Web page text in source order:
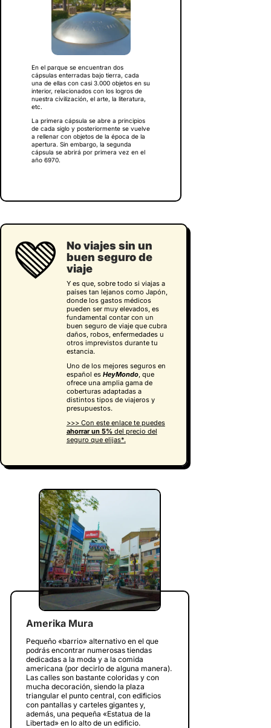
En el parque se encuentran dos
cápsulas enterradas bajo tierra, cada
una de ellas con casi 3.000 objetos en su
interior, relacionados con los logros de
nuestra civilización, el arte, la literatura,
etc.
La primera cápsula se abre a principios
de cada siglo y posteriormente se vuelve
a rellenar con objetos de la época de la
apertura. Sin embargo, la segunda
cápsula se abrirá por primera vez en el
año 6970.
No viajes sin un
buen seguro de
viaje
Y es que, sobre todo si viajas a
países tan lejanos como Japón,
donde los gastos médicos
pueden ser muy elevados, es
fundamental contar con un
buen seguro de viaje que cubra
daños, robos, enfermedades u
otros imprevistos durante tu
estancia.
Uno de los mejores seguros en
español es HeyMondo, que
ofrece una amplia gama de
coberturas adaptadas a
distintos tipos de viajeros y
presupuestos.
>>> Con este enlace te puedes
ahorrar un 5%del precio del
seguro que elijas*.
Amerika Mura
Pequeño «barrio» alternativo en el que
podrás encontrar numerosas tiendas
dedicadas a la moda y a la comida
americana (por decirlo de alguna manera).
Las calles son bastante coloridas y con
mucha decoración, siendo la plaza
triangular el punto central, con edificios
con pantallas y carteles gigantes y,
además, una pequeña «Estatua de la
Libertad» en lo alto de un edificio.